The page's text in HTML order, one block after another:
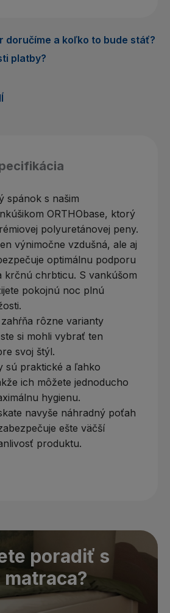
doručíme a koľko to bude stáť?
platby?
spánok s našim
ORTHObase, ktorý
polyuretánovej peny.
výnimočne vzdušná, ale aj
optimálnu podporu
krčnú chrbticu. S vankúšom
pokojnú noc plnú
rôzne varianty
si mohli vybrať ten
svoj štýl.
sú praktické a ľahko
ich môžete jednoducho
hygienu.
navyše náhradný poťah
ešte väčší
produktu.
poradiť s